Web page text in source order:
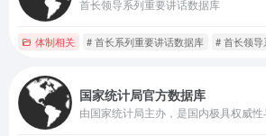
首长领导系列重要讲话数据库
体制相关 # 首长系列重要讲话数据库 # 首长领
国家统计局官方数据库